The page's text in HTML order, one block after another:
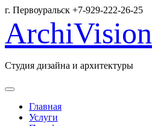
г. Первоуральск +7-929-222-26-25
ArchiVision
Студия дизайна и архитектуры
Главная
Услуги